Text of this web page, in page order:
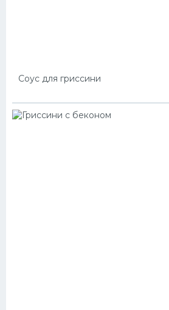
Соус для гриссини